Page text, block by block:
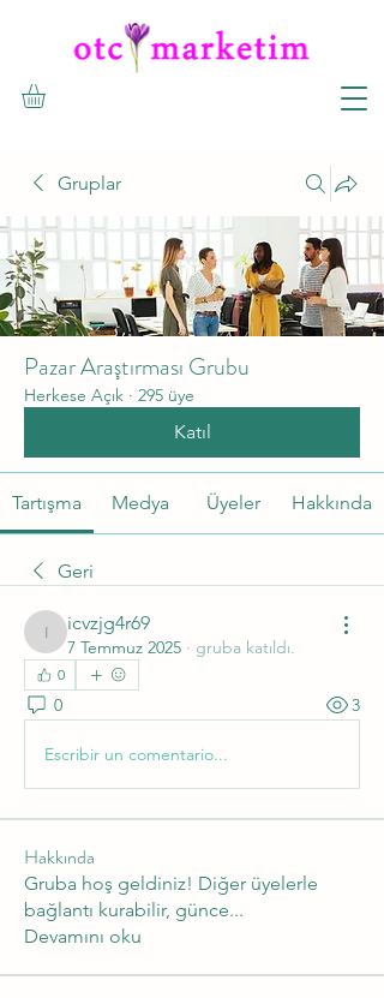
Gruplar
Pazar Araştırması Grubu
Herkese Açık · 295 üye
Katıl
Tartışma Medya Üyeler Hakkında
Geri
icvzjg4r69
icvzjg4r69
7 Temmuz 2025 · gruba katıldı.
0
0 3
Escribir un comentario...
Hakkında
Gruba hoş geldiniz! Diğer üyelerle
bağlantı kurabilir, günce...
Devamını oku